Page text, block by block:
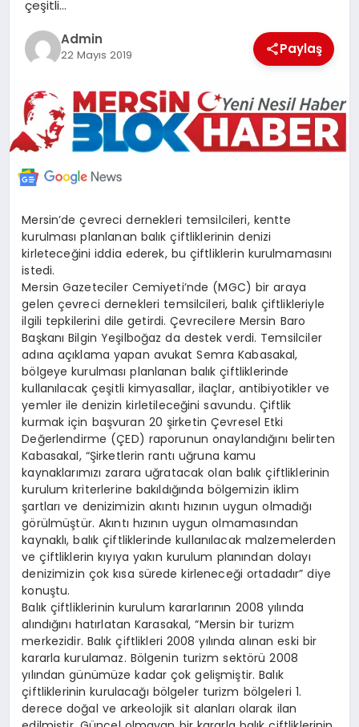
SPOR
KÜNYE
çeşitli…
Admin
22 Mayıs 2019 Paylaş
Mersin’de çevreci dernekleri temsilcileri, kentte
kurulması planlanan balık çiftliklerinin denizi
kirleteceğini iddia ederek, bu çiftliklerin kurulmamasını
istedi.
Mersin Gazeteciler Cemiyeti’nde (MGC) bir araya
gelen çevreci dernekleri temsilcileri, balık çiftlikleriyle
ilgili tepkilerini dile getirdi. Çevrecilere Mersin Baro
Başkanı Bilgin Yeşilboğaz da destek verdi. Temsilciler
adına açıklama yapan avukat Semra Kabasakal,
bölgeye kurulması planlanan balık çiftliklerinde
kullanılacak çeşitli kimyasallar, ilaçlar, antibiyotikler ve
yemler ile denizin kirletileceğini savundu. Çiftlik
kurmak için başvuran 20 şirketin Çevresel Etki
Değerlendirme (ÇED) raporunun onaylandığını belirten
Kabasakal, “Şirketlerin rantı uğruna kamu
kaynaklarımızı zarara uğratacak olan balık çiftliklerinin
kurulum kriterlerine bakıldığında bölgemizin iklim
şartları ve denizimizin akıntı hızının uygun olmadığı
görülmüştür. Akıntı hızının uygun olmamasından
kaynaklı, balık çiftliklerinde kullanılacak malzemelerden
ve çiftliklerin kıyıya yakın kurulum planından dolayı
denizimizin çok kısa sürede kirleneceği ortadadır” diye
konuştu.
Balık çiftliklerinin kurulum kararlarının 2008 yılında
alındığını hatırlatan Karasakal, “Mersin bir turizm
merkezidir. Balık çiftlikleri 2008 yılında alınan eski bir
kararla kurulamaz. Bölgenin turizm sektörü 2008
yılından günümüze kadar çok gelişmiştir. Balık
çiftliklerinin kurulacağı bölgeler turizm bölgeleri 1.
derece doğal ve arkeolojik sit alanları olarak ilan